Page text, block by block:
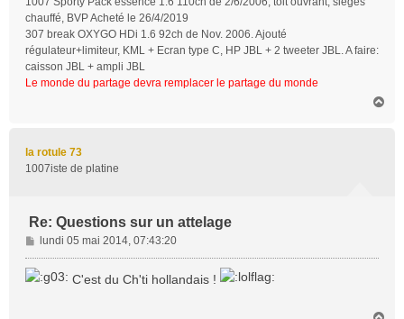
chauffé, BVP Acheté le 26/4/2019
307 break OXYGO HDi 1.6 92ch de Nov. 2006. Ajouté
régulateur+limiteur, KML + Ecran type C, HP JBL + 2 tweeter JBL. A faire:
caisson JBL + ampli JBL
Le monde du partage devra remplacer le partage du monde
la rotule 73
1007iste de platine
Re: Questions sur un attelage
M
e
s
lundi 05 mai 2014, 07:43:20
C'est du Ch'ti hollandais !